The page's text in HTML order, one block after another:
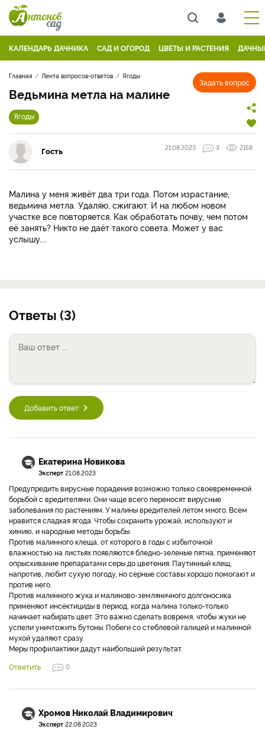
КАЛЕНДАРЬ ДАЧНИКА САД И ОГОРОД ЦВЕТЫ И РАСТЕНИЯ
Задать вопрос
Главная Лента вопросов-ответов Ягоды
Ведьмина метла на малине
Ягоды
Гость 21.08.2023 3 2158
Малина у меня живёт два три года. Потом израстание,
ведьмина метла. Удаляю, сжигают. И на любом новом
участке все повторяется. Как обработать почву, чем потом
её занять? Никто не даёт такого совета. Может у вас
услышу....
Ответы (3)
Добавить ответ
Екатерина Новикова
Эксперт 21.08.2023
Предупредить вирусные порадения возможно только своевременной
борьбой с вредителями. Они чаще всего переносят вирусные
заболевания по растениям. У малины вредителей летом много. Всем
нравится сладкая ягода. Чтобы сохранить урожай, используют и
химию, и народные методы борьбы.
Против малинного клеща, от которого в годы с избыточной
влажностью на листьях появляются бледно-зеленые пятна, применяют
опрыскивание препаратами серы до цветения. Паутинный клещ,
напротив, любит сухую погоду, но серные составы хорошо помогают и
против него.
Против малинного жука и малиново-земляничного долгоносика
применяют инсектициды в период, когда малина только-только
начинает набирать цвет. Это важно сделать вовремя, чтобы жуки не
успели уничтожить бутоны. Побеги со стеблевой галицей и малинной
мухой удаляют сразу.
Меры профилактики дадут наибольший результат.
Ответить
0
Хромов Николай Владимирович
Эксперт 22.08.2023